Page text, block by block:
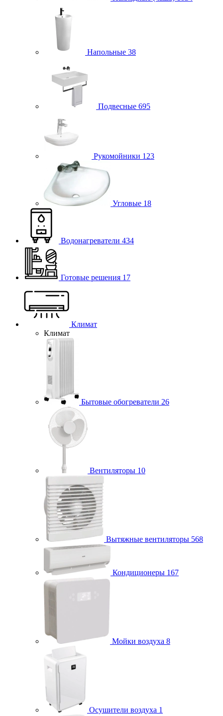
Напольные 38
Подвесные 695
Рукомойники 123
Угловые 18
Водонагреватели 434
Готовые решения 17
Климат
Климат
Бытовые обогреватели 26
Вентиляторы 10
Вытяжные вентиляторы 568
Кондиционеры 167
Мойки воздуха 8
Осушители воздуха 1